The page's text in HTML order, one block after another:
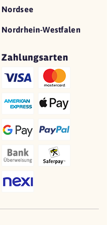
Nordsee
Nordrhein-Westfalen
Zahlungsarten